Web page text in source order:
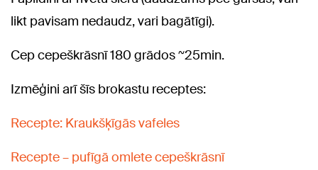
likt pavisam nedaudz, vari bagātīgi).
Cep cepeškrāsnī 180 grādos ~25min.
Izmēģini arī šīs brokastu receptes:
Recepte: Kraukšķīgās vafeles
Recepte – pufīgā omlete cepeškrāsnī